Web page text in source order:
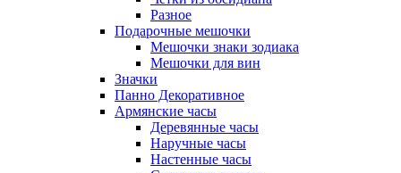
Разное
Подарочные мешочки
Мешочки знаки зодиака
Мешочки для вин
Значки
Панно Декоративное
Армянские часы
Деревянные часы
Наручные часы
Настенные часы